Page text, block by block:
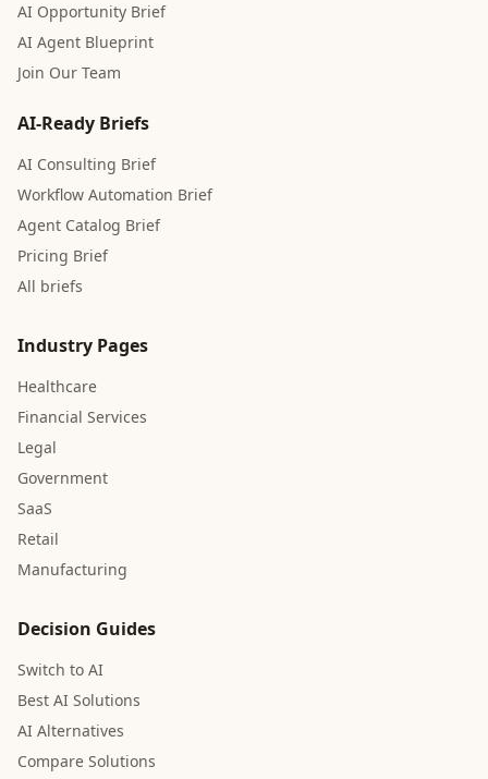
AI Opportunity Brief
AI Agent Blueprint
Join Our Team
AI-Ready Briefs
AI Consulting Brief
Workflow Automation Brief
Agent Catalog Brief
Pricing Brief
All briefs
Industry Pages
Healthcare
Financial Services
Legal
Government
SaaS
Retail
Manufacturing
Decision Guides
Switch to AI
Best AI Solutions
AI Alternatives
Compare Solutions